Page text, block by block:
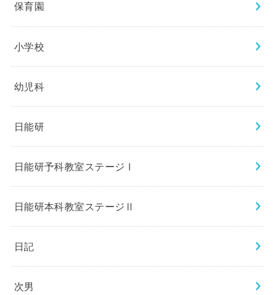
保育園
小学校
幼児科
日能研
日能研予科教室ステージⅠ
日能研本科教室ステージⅡ
日記
次男